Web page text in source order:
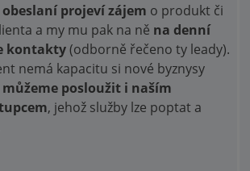
obeslaní projeví zájem o produkt či
a my mu pak na ně na denní
kontakty(odborně řečeno ty leady).
nemá kapacitu si nové byznysy
můžeme posloužit i naším
, jehož služby lze poptat a